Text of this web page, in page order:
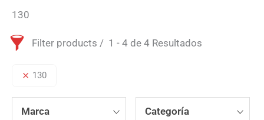
130
Filter products 1 - 4 de 4 Resultados
130
Marca Categoría